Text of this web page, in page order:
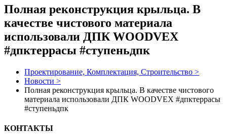
Полная реконструкция крыльца. В
качестве чистового материала
использовали ДПК WOODVEX
#дпктеррасы #ступеньдпк
Проектирование, Комплектация, Строительство >
Новости >
Полная реконструкция крыльца. В качестве чистового
материала использовали ДПК WOODVEX #дпктеррасы
#ступеньдпк
КОНТАКТЫ